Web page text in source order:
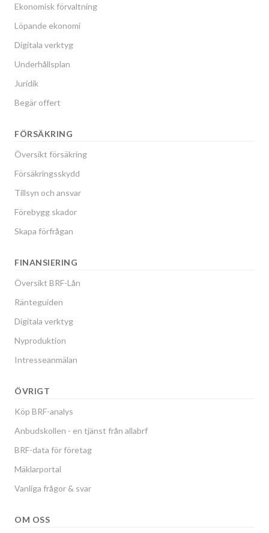
Ekonomisk förvaltning
Löpande ekonomi
Digitala verktyg
Underhållsplan
Juridik
Begär offert
FÖRSÄKRING
Översikt försäkring
Försäkringsskydd
Tillsyn och ansvar
Förebygg skador
Skapa förfrågan
FINANSIERING
Översikt BRF-Lån
Ränteguiden
Digitala verktyg
Nyproduktion
Intresseanmälan
ÖVRIGT
Köp BRF-analys
Anbudskollen - en tjänst från allabrf
BRF-data för företag
Mäklarportal
Vanliga frågor & svar
OM OSS